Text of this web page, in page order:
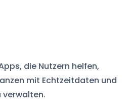
die Nutzern helfen,
mit Echtzeitdaten und
verwalten.